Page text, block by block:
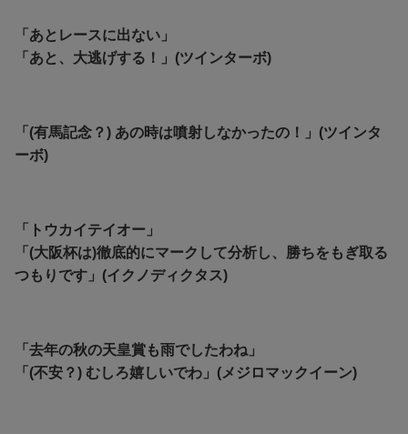
「あとレースに出ない」
「あと、大逃げする！」(ツインターボ)
「(有馬記念？) あの時は噴射しなかったの！」(ツインタ
ーボ)
「トウカイテイオー」
「(大阪杯は)徹底的にマークして分析し、勝ちをもぎ取る
つもりです」(イクノディクタス)
「去年の秋の天皇賞も雨でしたわね」
「(不安？) むしろ嬉しいでわ」(メジロマックイーン)